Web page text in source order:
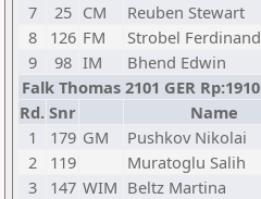
7
25 CM Reuben Stewart
8
126 FM Strobel Ferdinand
9
98 IM Bhend Edwin
Falk Thomas 2101 GER Rp:1910
Rd. Snr Name
1
179 GM Pushkov Nikolai
2
119 Muratoglu Salih
3
147 WIM Beltz Martina